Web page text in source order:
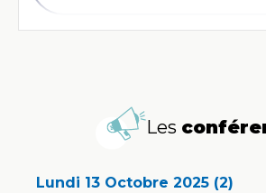
Les
Lundi 13 Octobre 2025 (2)